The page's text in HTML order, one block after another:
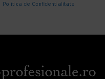
Politica de Confidentialitate